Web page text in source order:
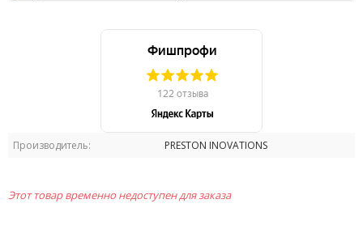
Производитель: PRESTON INOVATIONS
Этот товар временно недоступен для заказа